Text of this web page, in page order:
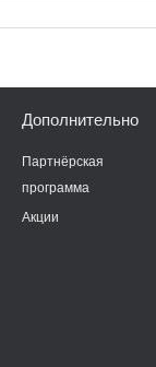
Дополнительно
Партнёрская
программа
Акции